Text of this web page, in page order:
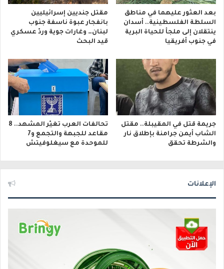
بعد العثور عليهما في مناطق
السلطة الفلسطينية.. أسدان
ينتقلان إلى ملجأ للحياة البرية
في جنوب أفريقيا
مقتل جنديين إسرائيليين
بانفجار عبوة ناسفة جنوب
لبنان… وغارات جوية وردّ عسكري
قيد البحث
جريمة قتل في المقيبلة.. مقتل
الشاب أيمن جرامنة بإطلاق نار
والشرطة تحقق
تحالفات العرب تغيّر المشهد.. 8
مقاعد للجبهة والتجمع و7
للموحدة مع سيغلوفيتش
الإعلانات